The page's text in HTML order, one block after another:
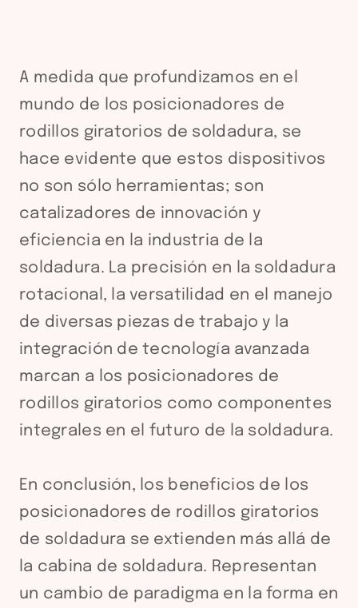
A medida que profundizamos en el
mundo de los posicionadores de
rodillos giratorios de soldadura, se
hace evidente que estos dispositivos
no son sólo herramientas; son
catalizadores de innovación y
eficiencia en la industria de la
soldadura. La precisión en la soldadura
rotacional, la versatilidad en el manejo
de diversas piezas de trabajo y la
integración de tecnología avanzada
marcan a los posicionadores de
rodillos giratorios como componentes
integrales en el futuro de la soldadura.
En conclusión, los beneficios de los
posicionadores de rodillos giratorios
de soldadura se extienden más allá de
la cabina de soldadura. Representan
un cambio de paradigma en la forma en